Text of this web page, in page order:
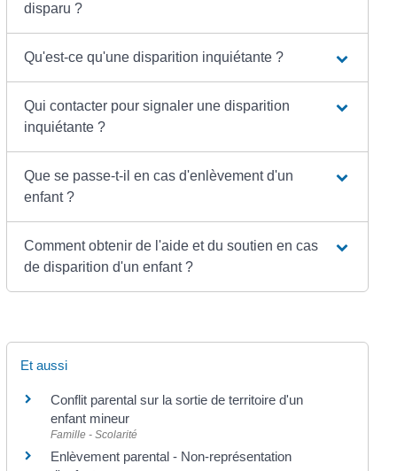
disparu ?
Qu'est-ce qu'une disparition inquiétante ?
Qui contacter pour signaler une disparition
inquiétante ?
Que se passe-t-il en cas d'enlèvement d'un
enfant ?
Comment obtenir de l'aide et du soutien en cas
de disparition d'un enfant ?
Et aussi
Conflit parental sur la sortie de territoire d'un
enfant mineur
Famille - Scolarité
Enlèvement parental - Non-représentation